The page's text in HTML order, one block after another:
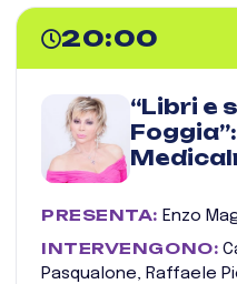
20:00
“Libri e
PRESENTA: Enzo
INTERVENGONO:
Pasqualone, Raffaele